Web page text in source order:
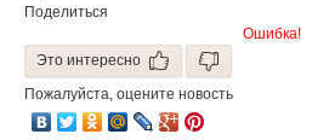
Поделиться
Ошибка!
Это интересно
Пожалуйста, оцените новость